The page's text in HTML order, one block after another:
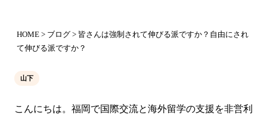
HOME > ブログ > 皆さんは強制されて伸びる派ですか？自由にされ
て伸びる派ですか？
山下
こんにちは。福岡で国際交流と海外留学の支援を非営利